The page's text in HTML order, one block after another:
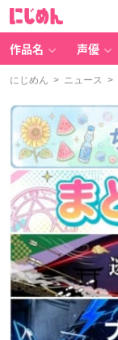
作品名 声優
にじめん > ニュース >